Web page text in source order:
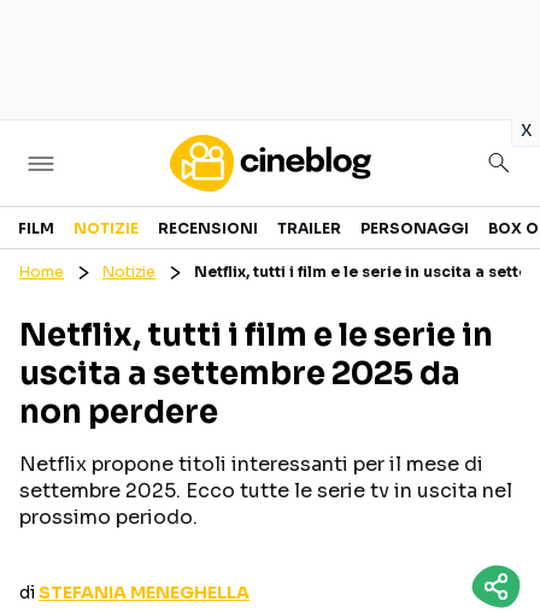
x
Cinema
GENERI
PERSONAGGI
CANALI STREAMING
Categorie
NOTIZIE
RECENSIONI
FILM NOTIZIE RECENSIONI TRAILER PERSONAGGI BOX
Home Notizie Netflix, tutti i film e le serie in uscita a
Netflix, tutti i film e le serie in
uscita a settembre 2025 da
non perdere
Netflix propone titoli interessanti per il mese di
settembre 2025. Ecco tutte le serie tv in uscita nel
prossimo periodo.
diSTEFANIA MENEGHELLA